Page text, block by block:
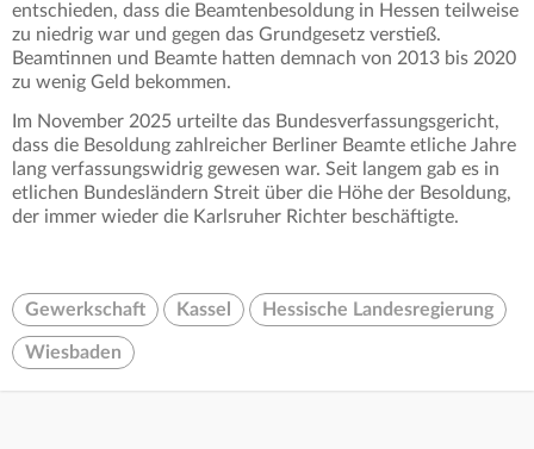
entschieden, dass die Beamtenbesoldung in Hessen teilweise
zu niedrig war und gegen das Grundgesetz verstieß.
Beamtinnen und Beamte hatten demnach von 2013 bis 2020
zu wenig Geld bekommen.
Im November 2025 urteilte das Bundesverfassungsgericht,
dass die Besoldung zahlreicher Berliner Beamte etliche Jahre
lang verfassungswidrig gewesen war. Seit langem gab es in
etlichen Bundesländern Streit über die Höhe der Besoldung,
der immer wieder die Karlsruher Richter beschäftigte.
Gewerkschaft Kassel Hessische Landesregierung
Wiesbaden